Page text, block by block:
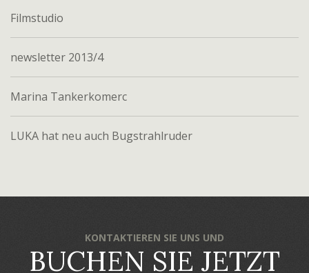
Filmstudio
newsletter 2013/4
Marina Tankerkomerc
LUKA hat neu auch Bugstrahlruder
KONTAKTIEREN SIE UNS UND
BUCHEN SIE JETZT